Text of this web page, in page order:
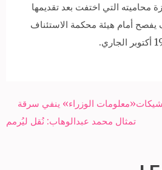
محاميته التي اختفت بعد تقديمها
أمام هيئة محكمة الاستئناف
«معلومات الوزراء» ينفي سرقة
تمثال محمد عبدالوهاب: نُقل ليُرمم